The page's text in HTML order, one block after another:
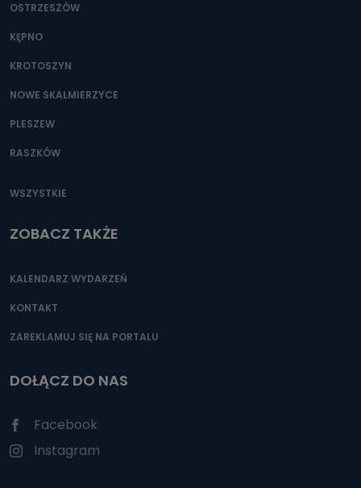
OSTRZESZÓW
KĘPNO
KROTOSZYN
NOWE SKALMIERZYCE
PLESZEW
RASZKÓW
WSZYSTKIE
ZOBACZ TAKŻE
KALENDARZ WYDARZEŃ
KONTAKT
ZAREKLAMUJ SIĘ NA PORTALU
DOŁĄCZ DO NAS
Facebook
Instagram